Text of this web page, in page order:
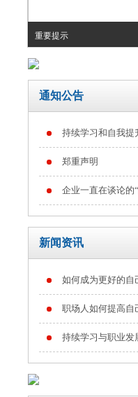
重要提示
重要提示
通知公告
持续学习和自我提
郑重声明
企业一直在谈论的
新闻资讯
如何成为更好的自
职场人如何提高自
持续学习与职业发
职业竞争